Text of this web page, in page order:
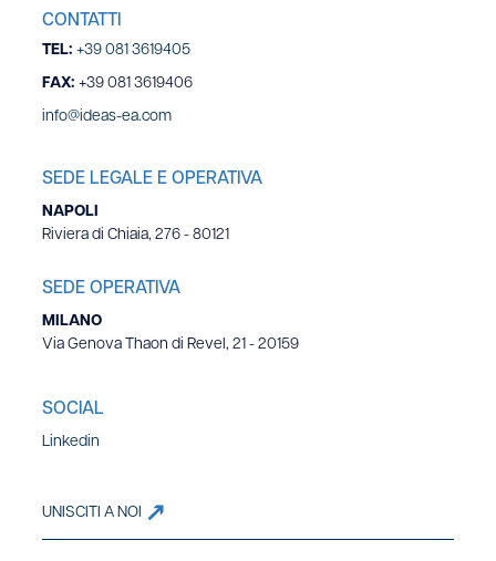
CONTATTI
TEL: +39 081 3619405
FAX: +39 081 3619406
info@ideas-ea.com
SEDE LEGALE E OPERATIVA
NAPOLI
Riviera di Chiaia, 276 - 80121
SEDE OPERATIVA
MILANO
Via Genova Thaon di Revel, 21 - 20159
SOCIAL
Linkedin
UNISCITI A NOI